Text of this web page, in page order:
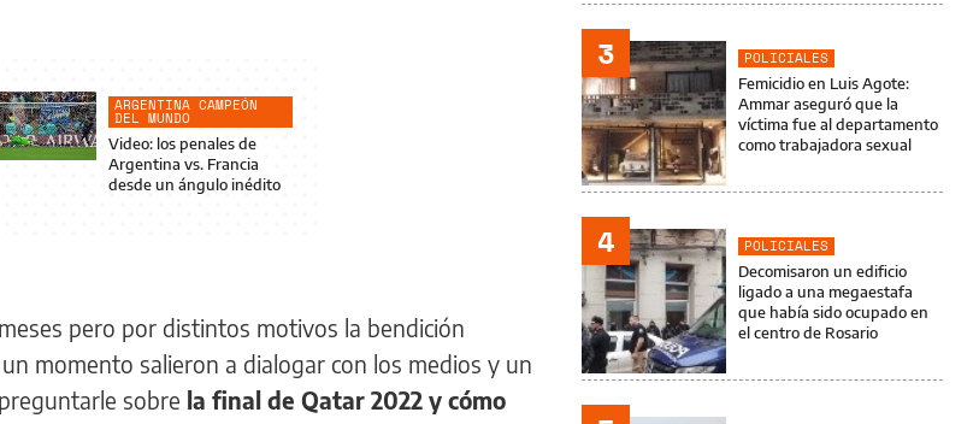
ARGENTINA CAMPEÓN
DEL MUNDO
Video: los penales de
Argentina vs. Francia
desde un ángulo inédito
pero por distintos motivos la bendición
momento salieron a dialogar con los medios y un
sobre la final de Qatar 2022 y cómo
3
POLICIALES
Femicidio en Luis Agote:
Ammar aseguró que la
víctima fue al departamento
como trabajadora sexual
4
POLICIALES
Decomisaron un edificio
ligado a una megaestafa
que había sido ocupado en
el centro de Rosario